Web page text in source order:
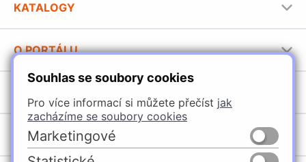
Souhlas se soubory cookies
Pro více informací si můžete přečíst jak
zacházíme se soubory cookies
Marketingové
KATALOGY
Stavební katalog Häfele
Brožury Häfele
O PORTÁLU
Provozovatel portálu
Jak používat portál
Úchytky
Nábytkové kování
POBOČKY